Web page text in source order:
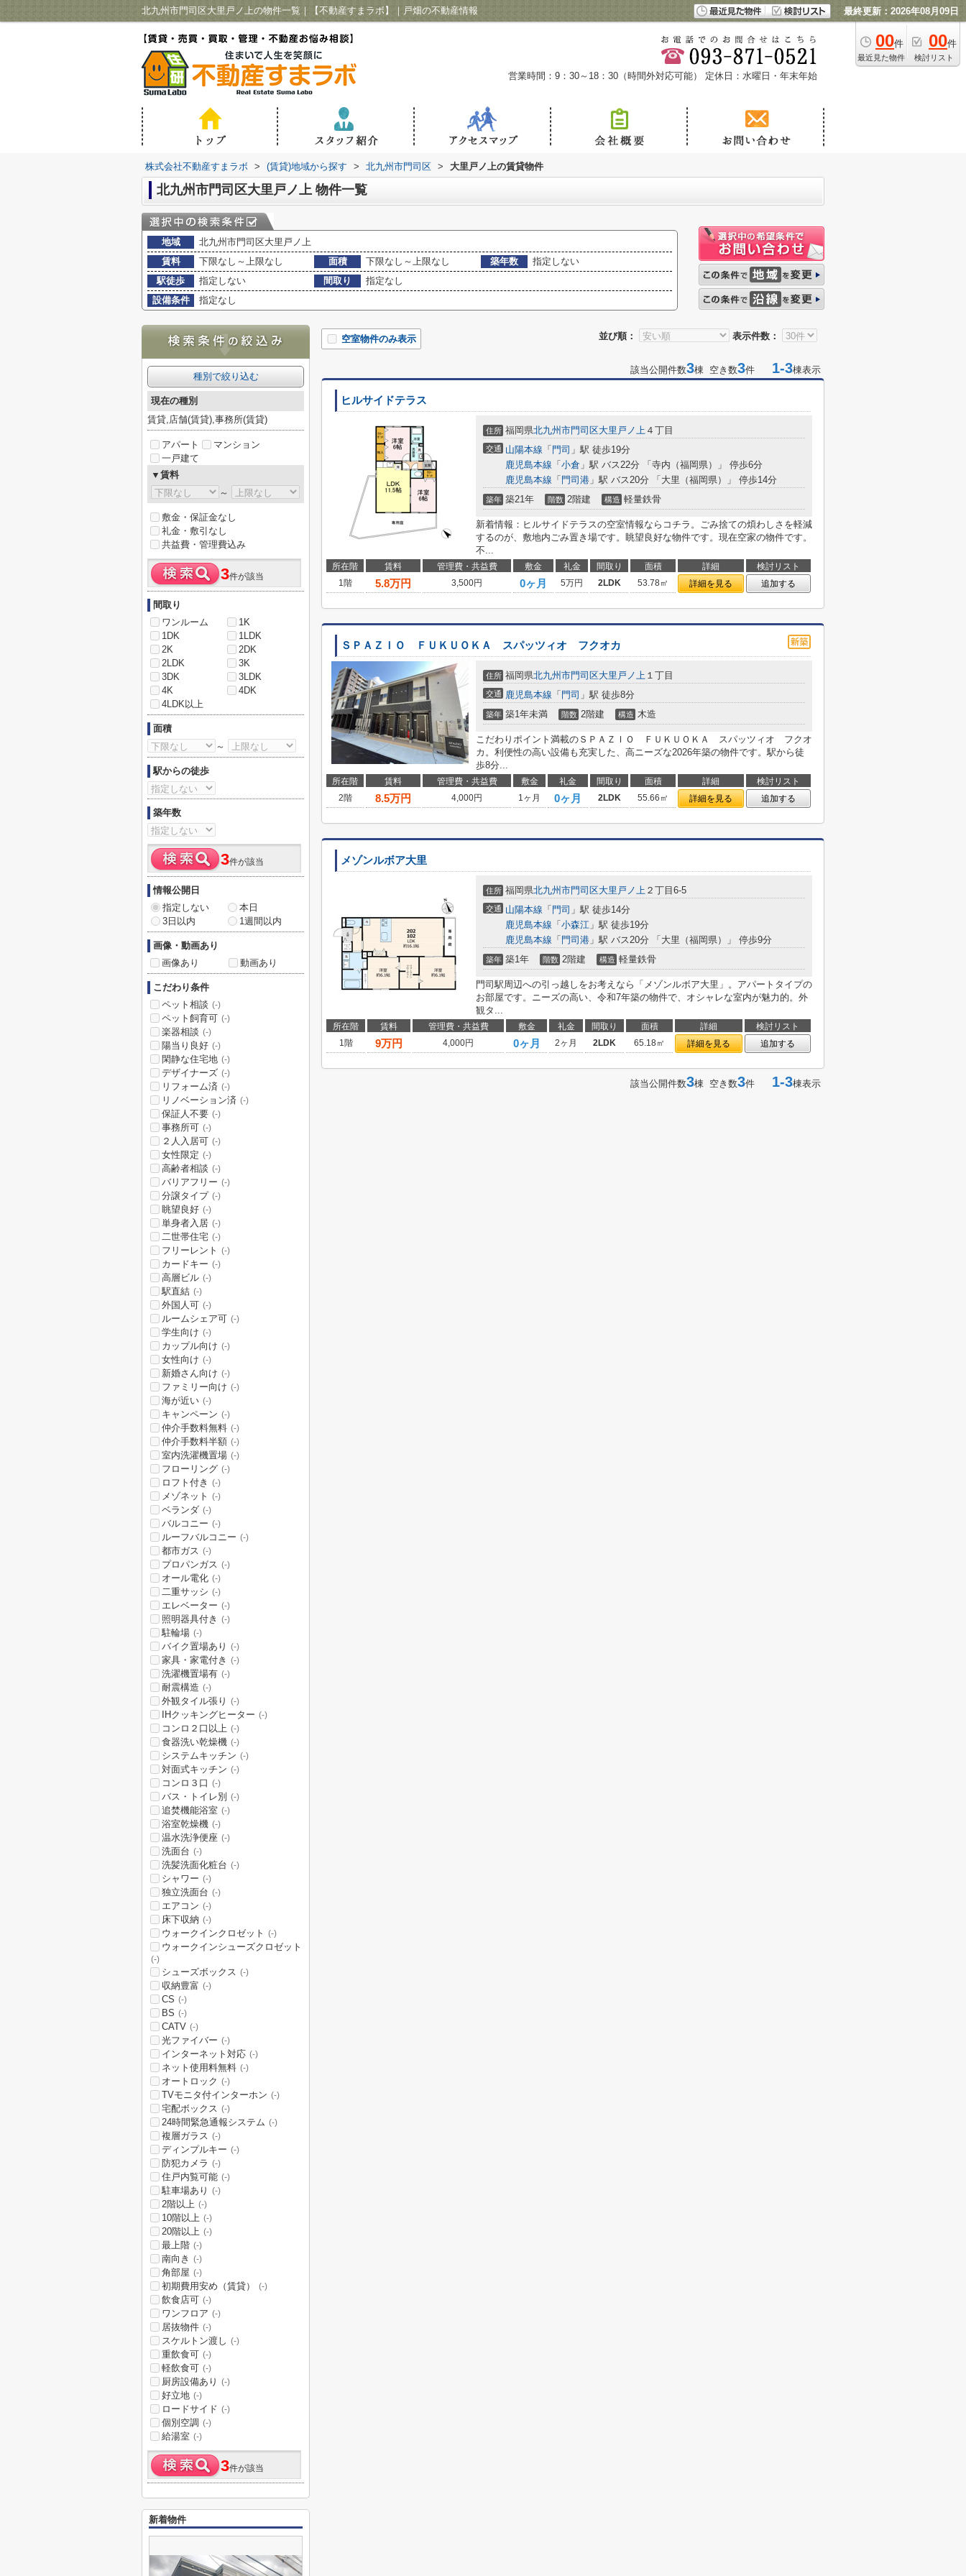
北九州市門司区大里戸ノ上の物件一覧｜【不動産すまラボ】｜戸畑の不動産情報 最終更新：2026年08月09日
00件
最近見た物件
00件
検討リスト
営業時間：9：30～18：30（時間外対応可能） 定休日：水曜日・年末年始
株式会社不動産すまラボ > (賃貸)地域から探す > 北九州市門司区 > 大里戸ノ上の賃貸物件
北九州市門司区大里戸ノ上 物件一覧
地域
北九州市門司区大里戸ノ上
賃料
下限なし～上限なし 面積 下限なし～上限なし 築年数
指定しない
駅徒歩
指定しない 間取り
指定なし
設備条件
指定なし
並び順： 表示件数：
空室物件のみ表示
該当公開件数3棟 空き数3件 1-3棟表示
ヒルサイドテラス
住所 福岡県北九州市門司区大里戸ノ上 ４丁目
交通 山陽本線 「 門司 」駅 徒歩19分
鹿児島本線 「 小倉 」駅 バス22分 「寺内（福岡県）」 停歩6分
鹿児島本線 「 門司港 」駅 バス20分 「大里（福岡県）」 停歩14分
築年 築21年 階数 2階建 構造 軽量鉄骨
新着情報：ヒルサイドテラスの空室情報ならコチラ。ごみ捨ての煩わしさを軽減
するのが、敷地内ごみ置き場です。眺望良好な物件です。現在空家の物件です。
不...
所在階 賃料 管理費・共益費 敷金 礼金 間取り 面積 詳細
検討リスト
1階
5.8万円 3,500円 0ヶ月 5万円 2LDK 53.78㎡ 詳細を見る 追加する
ＳＰＡＺＩＯ ＦＵＫＵＯＫＡ スパッツィオ フクオカ
住所 福岡県北九州市門司区大里戸ノ上 １丁目
交通 鹿児島本線 「 門司 」駅 徒歩8分
築年 築1年未満 階数 2階建 構造 木造
こだわりポイント満載のＳＰＡＺＩＯ ＦＵＫＵＯＫＡ スパッツィオ フクオ
カ。利便性の高い設備も充実した、高ニーズな2026年築の物件です。駅から徒
歩8分...
所在階 賃料 管理費・共益費 敷金 礼金 間取り 面積 詳細
検討リスト
2階
8.5万円 4,000円 1ヶ月 0ヶ月 2LDK 55.66㎡ 詳細を見る 追加する
メゾンルボア大里
住所 福岡県北九州市門司区大里戸ノ上 ２丁目6-5
交通 山陽本線 「 門司 」駅 徒歩14分
鹿児島本線 「 小森江 」駅 徒歩19分
鹿児島本線 「 門司港 」駅 バス20分 「大里（福岡県）」 停歩9分
築年 築1年 階数 2階建 構造 軽量鉄骨
門司駅周辺への引っ越しをお考えなら「メゾンルボア大里」。アパートタイプの
お部屋です。ニーズの高い、令和7年築の物件で、オシャレな室内が魅力的。外
観タ...
所在階 賃料 管理費・共益費 敷金 礼金 間取り 面積 詳細
検討リスト
1階
9万円 4,000円 0ヶ月 2ヶ月 2LDK 65.18㎡ 詳細を見る 追加する
該当公開件数3棟 空き数3件 1-3棟表示
種別で絞り込む
現在の種別
賃貸,店舗(賃貸),事務所(賃貸)
アパート
マンション
一戸建て
▼賃料
～
敷金・保証金なし
礼金・敷引なし
共益費・管理費込み
3件が該当
間取り
ワンルーム
1K
1DK
1LDK
2K
2DK
2LDK
3K
3DK
3LDK
4K
4DK
4LDK以上
面積
～
駅からの徒歩
築年数
3件が該当
情報公開日
指定しない
本日
3日以内
1週間以内
画像・動画あり
画像あり
動画あり
こだわり条件
ペット相談 (-)
ペット飼育可 (-)
楽器相談 (-)
陽当り良好 (-)
閑静な住宅地 (-)
デザイナーズ (-)
リフォーム済 (-)
リノベーション済 (-)
保証人不要 (-)
事務所可 (-)
２人入居可 (-)
女性限定 (-)
高齢者相談 (-)
バリアフリー (-)
分譲タイプ (-)
眺望良好 (-)
単身者入居 (-)
二世帯住宅 (-)
フリーレント (-)
カードキー (-)
高層ビル (-)
駅直結 (-)
外国人可 (-)
ルームシェア可 (-)
学生向け (-)
カップル向け (-)
女性向け (-)
新婚さん向け (-)
ファミリー向け (-)
海が近い (-)
キャンペーン (-)
仲介手数料無料 (-)
仲介手数料半額 (-)
室内洗濯機置場 (-)
フローリング (-)
ロフト付き (-)
メゾネット (-)
ベランダ (-)
バルコニー (-)
ルーフバルコニー (-)
都市ガス (-)
プロパンガス (-)
オール電化 (-)
二重サッシ (-)
エレベーター (-)
照明器具付き (-)
駐輪場 (-)
バイク置場あり (-)
家具・家電付き (-)
洗濯機置場有 (-)
耐震構造 (-)
外観タイル張り (-)
IHクッキングヒーター (-)
コンロ２口以上 (-)
食器洗い乾燥機 (-)
システムキッチン (-)
対面式キッチン (-)
コンロ３口 (-)
バス・トイレ別 (-)
追焚機能浴室 (-)
浴室乾燥機 (-)
温水洗浄便座 (-)
洗面台 (-)
洗髪洗面化粧台 (-)
シャワー (-)
独立洗面台 (-)
エアコン (-)
床下収納 (-)
ウォークインクロゼット (-)
ウォークインシューズクロゼット
(-)
シューズボックス (-)
収納豊富 (-)
CS (-)
BS (-)
CATV (-)
光ファイバー (-)
インターネット対応 (-)
ネット使用料無料 (-)
オートロック (-)
TVモニタ付インターホン (-)
宅配ボックス (-)
24時間緊急通報システム (-)
複層ガラス (-)
ディンプルキー (-)
防犯カメラ (-)
住戸内覧可能 (-)
駐車場あり (-)
2階以上 (-)
10階以上 (-)
20階以上 (-)
最上階 (-)
南向き (-)
角部屋 (-)
初期費用安め（賃貸） (-)
飲食店可 (-)
ワンフロア (-)
居抜物件 (-)
スケルトン渡し (-)
重飲食可 (-)
軽飲食可 (-)
厨房設備あり (-)
好立地 (-)
ロードサイド (-)
個別空調 (-)
給湯室 (-)
3件が該当
新着物件